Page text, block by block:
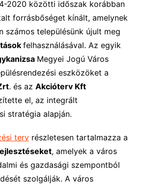
2020 közötti időszak korábban
forrásbőséget kínált, amelynek
számos településünk újult meg
felhasználásával. Az egyik
Megyei Jogú Város
eszközöket a
. és az Akcióterv Kft
el, az integrált
stratégia alapján.
tervrészletesen tartalmazza a
, amelyek a város
és gazdasági szempontból
szolgálják. A város